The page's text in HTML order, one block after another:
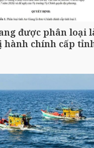
được phân loại
hành chính cấp